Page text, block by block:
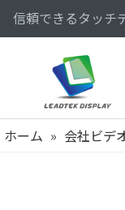
信頼できるタッチ
ホーム » 会社ビデ